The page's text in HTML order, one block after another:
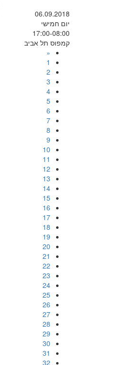
06.09.2018
יום חמישי
17:00-08:00
קמפוס תל אביב
«
1
2
3
4
5
6
7
8
9
10
11
12
13
14
15
16
17
18
19
20
21
22
23
24
25
26
27
28
29
30
31
32